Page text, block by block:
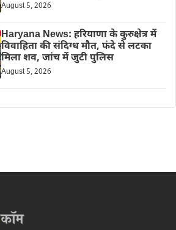
August 5, 2026
Haryana News: हरियाणा के कुरुक्षेत्र में
विवाहिता की संदिग्ध मौत, फंदे से लटका
मिला शव, जांच में जुटी पुलिस
August 5, 2026